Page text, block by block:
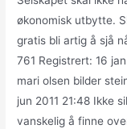
økonomisk utbytte.
gratis bli artig å sjå
761 Registrert: 16
mari olsen bilder
jun 2011 21:48 Ikke
vanskelig å finne